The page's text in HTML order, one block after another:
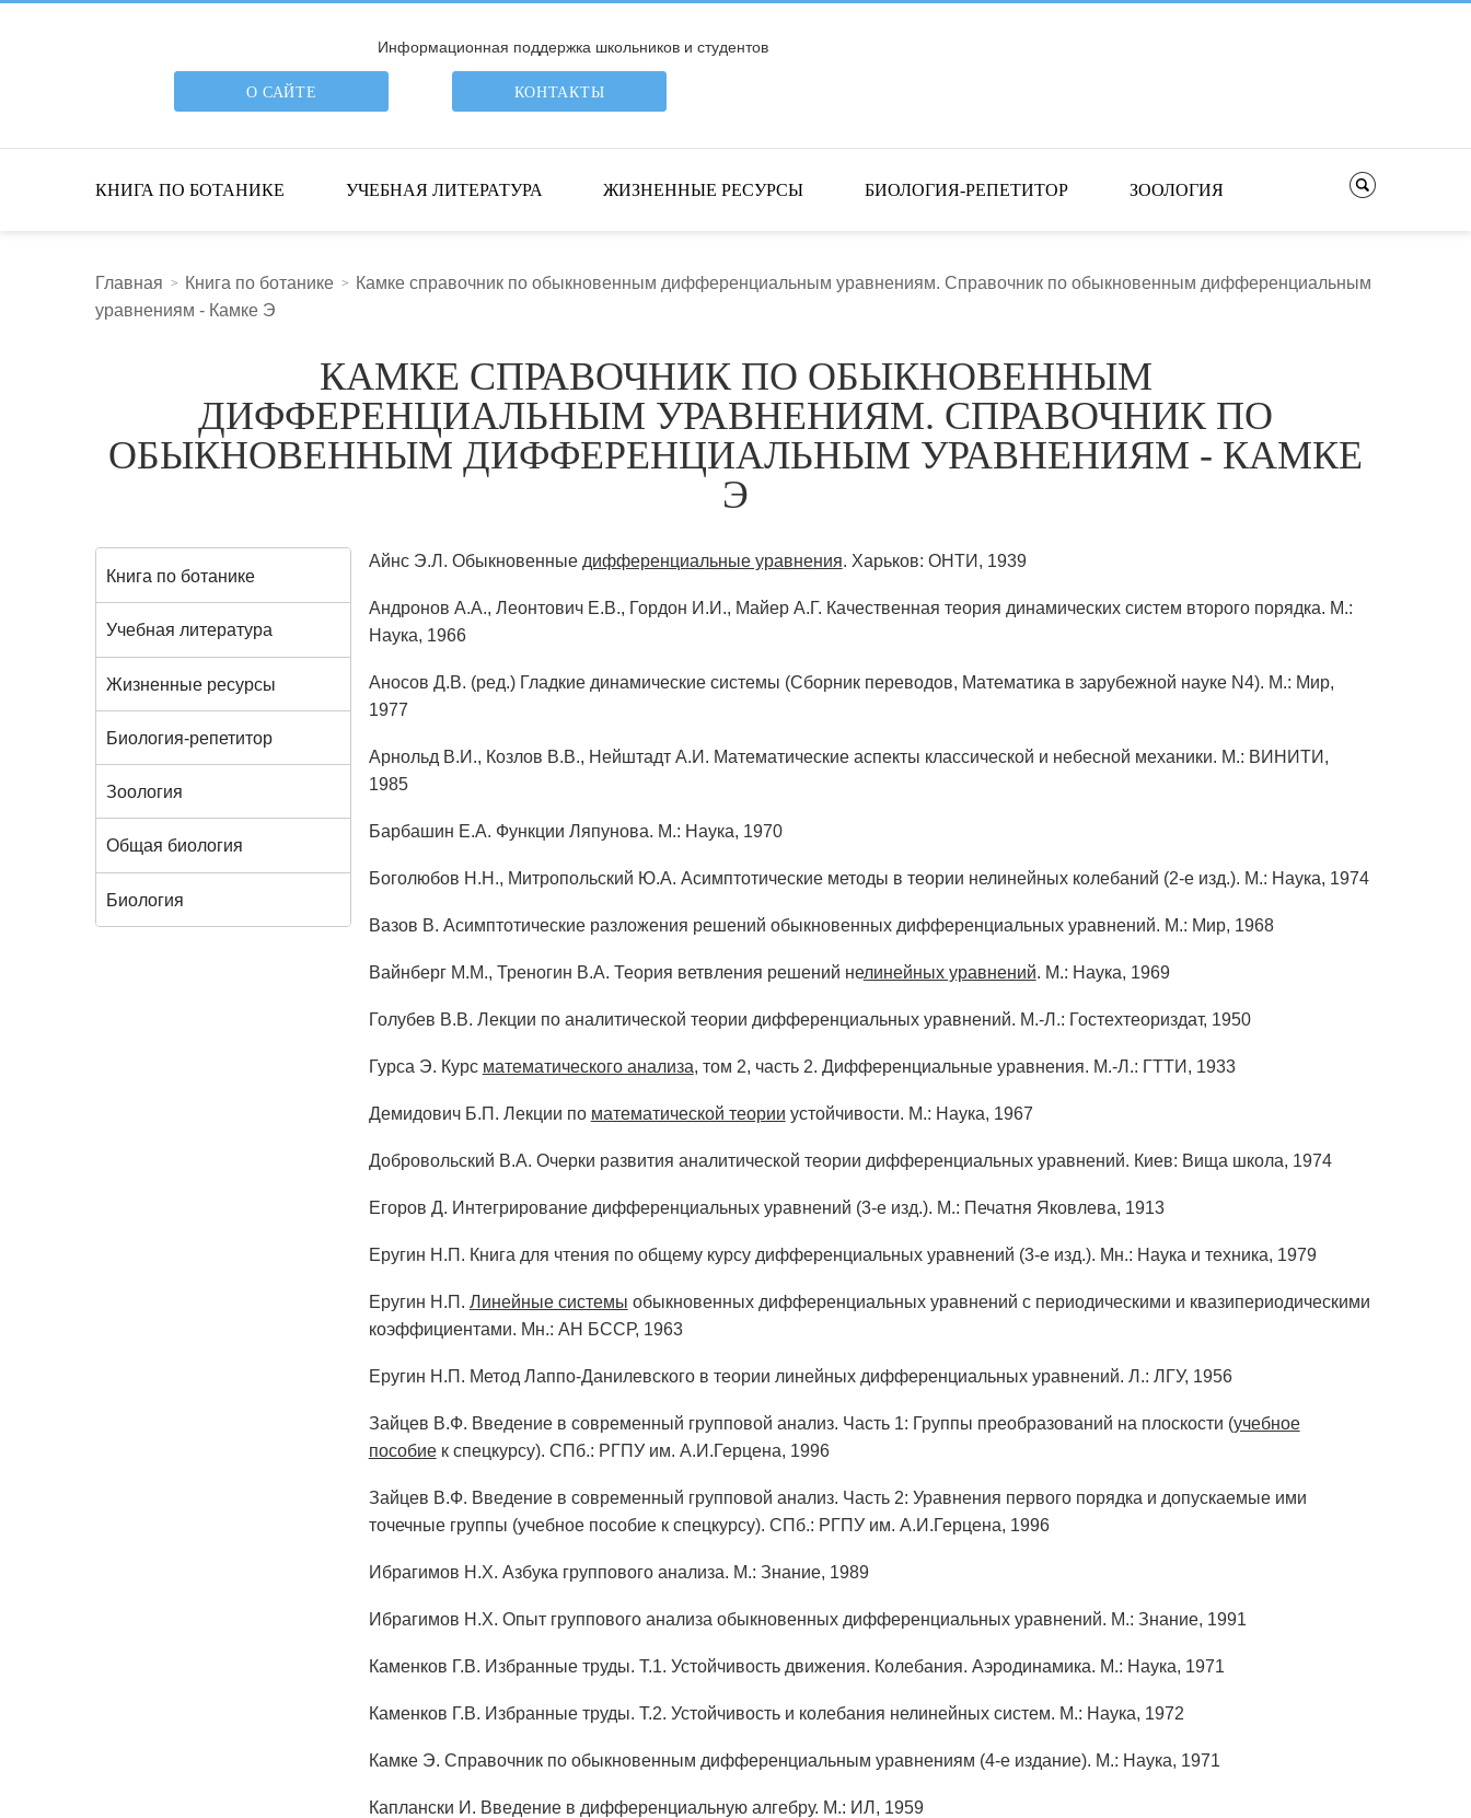
Информационная поддержка школьников и студентов
О САЙТЕ КОНТАКТЫ
КНИГА ПО БОТАНИКЕ УЧЕБНАЯ ЛИТЕРАТУРА ЖИЗНЕННЫЕ РЕСУРСЫ БИОЛОГИЯ-РЕПЕТИТОР ЗООЛОГИЯ
ПОИСК ПО САЙТУ
Главная Книга по ботанике
Камке справочник по обыкновенным дифференциальным уравнениям. Справочник по обыкновенным дифференциальным
уравнениям - Камке Э
КАМКЕ СПРАВОЧНИК ПО ОБЫКНОВЕННЫМ
ДИФФЕРЕНЦИАЛЬНЫМ УРАВНЕНИЯМ. СПРАВОЧНИК ПО
ОБЫКНОВЕННЫМ ДИФФЕРЕНЦИАЛЬНЫМ УРАВНЕНИЯМ - КАМКЕ
Э
Книга по ботанике
Учебная литература
Жизненные ресурсы
Биология-репетитор
Зоология
Общая биология
Биология
Айнс Э.Л. Обыкновенные дифференциальные уравнения. Харьков: ОНТИ, 1939
Андронов А.А., Леонтович Е.В., Гордон И.И., Майер А.Г. Качественная теория динамических систем второго порядка. М.:
Наука, 1966
Аносов Д.В. (ред.) Гладкие динамические системы (Сборник переводов, Математика в зарубежной науке N4). М.: Мир,
1977
Арнольд В.И., Козлов В.В., Нейштадт А.И. Математические аспекты классической и небесной механики. М.: ВИНИТИ,
1985
Барбашин Е.А. Функции Ляпунова. М.: Наука, 1970
Боголюбов Н.Н., Митропольский Ю.А. Асимптотические методы в теории нелинейных колебаний (2-е изд.). М.: Наука, 1974
Вазов В. Асимптотические разложения решений обыкновенных дифференциальных уравнений. М.: Мир, 1968
Вайнберг М.М., Треногин В.А. Теория ветвления решений нелинейных уравнений. М.: Наука, 1969
Голубев В.В. Лекции по аналитической теории дифференциальных уравнений. М.-Л.: Гостехтеориздат, 1950
Гурса Э. Курс математического анализа, том 2, часть 2. Дифференциальные уравнения. М.-Л.: ГТТИ, 1933
Демидович Б.П. Лекции по математической теории устойчивости. М.: Наука, 1967
Добровольский В.А. Очерки развития аналитической теории дифференциальных уравнений. Киев: Вища школа, 1974
Егоров Д. Интегрирование дифференциальных уравнений (3-е изд.). М.: Печатня Яковлева, 1913
Еругин Н.П. Книга для чтения по общему курсу дифференциальных уравнений (3-е изд.). Мн.: Наука и техника, 1979
Еругин Н.П. Линейные системы обыкновенных дифференциальных уравнений с периодическими и квазипериодическими
коэффициентами. Мн.: АН БССР, 1963
Еругин Н.П. Метод Лаппо-Данилевского в теории линейных дифференциальных уравнений. Л.: ЛГУ, 1956
Зайцев В.Ф. Введение в современный групповой анализ. Часть 1: Группы преобразований на плоскости (учебное
пособиек спецкурсу). СПб.: РГПУ им. А.И.Герцена, 1996
Зайцев В.Ф. Введение в современный групповой анализ. Часть 2: Уравнения первого порядка и допускаемые ими
точечные группы (учебное пособие к спецкурсу). СПб.: РГПУ им. А.И.Герцена, 1996
Ибрагимов Н.Х. Азбука группового анализа. М.: Знание, 1989
Ибрагимов Н.Х. Опыт группового анализа обыкновенных дифференциальных уравнений. М.: Знание, 1991
Каменков Г.В. Избранные труды. Т.1. Устойчивость движения. Колебания. Аэродинамика. М.: Наука, 1971
Каменков Г.В. Избранные труды. Т.2. Устойчивость и колебания нелинейных систем. М.: Наука, 1972
Камке Э. Справочник по обыкновенным дифференциальным уравнениям (4-е издание). М.: Наука, 1971
Каплански И. Введение в дифференциальную алгебру. М.: ИЛ, 1959